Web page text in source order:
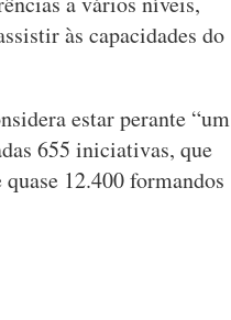
às capacidades do
estar perante “um
655 iniciativas, que
12.400 formandos